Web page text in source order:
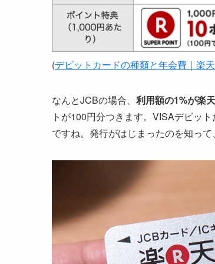
(デビットカードの種類と年会費｜楽
なんとJCBの場合、 利用額の1%が楽
トが100円分つきます。VISAデビッ
ですね。発行がはじまったのを知って